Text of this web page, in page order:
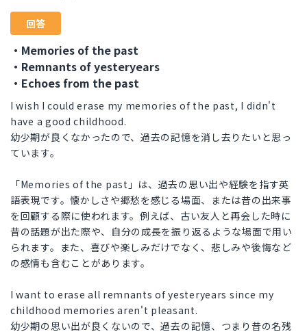
回答
・Memories of the past
・Remnants of yesteryears
・Echoes from the past
I wish I could erase my memories of the past, I didn't
have a good childhood.
幼少期が良くなかったので、過去の記憶を消し去りたいと思っ
ています。
「Memories of the past」は、過去の思い出や経験を指す英
語表現です。懐かしさや郷愁を感じる場面、または昔の出来事
を回顧する際に使われます。例えば、古い友人と再会した時に
昔の話題が出た際や、自分の成長を振り返るような場面で用い
られます。また、喜びや楽しみだけでなく、悲しみや後悔など
の感情も含むことがあります。
I want to erase all remnants of yesteryears since my
childhood memories aren't pleasant.
幼少期の思い出が良くないので、過去の記憶、つまり昔の名残